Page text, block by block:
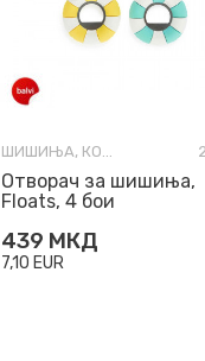
ШИШИЊА, КОЛБИ И ОТВАРАЧИ
Отворач за шишиња,
Floats, 4 бои
439 МКД
7,10 EUR